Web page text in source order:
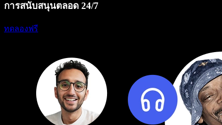
การสนับสนุนตลอด 24/7
ทดลองฟรี